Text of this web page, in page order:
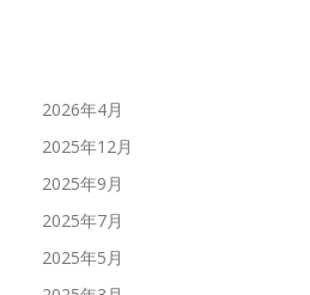
2026年4月
2025年12月
2025年9月
2025年7月
2025年5月